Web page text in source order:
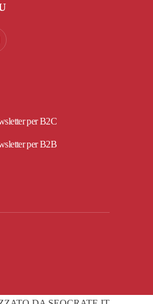
per B2C
per B2B